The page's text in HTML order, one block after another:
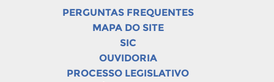
PERGUNTAS FREQUENTES
MAPA DO SITE
SIC
OUVIDORIA
PROCESSO LEGISLATIVO